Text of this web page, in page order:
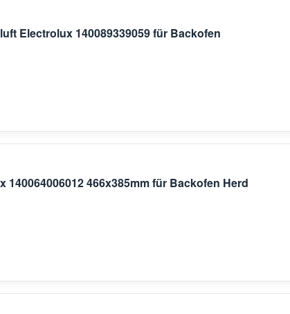
Electrolux 140089339059 für Backofen
140064006012 466x385mm für Backofen Herd